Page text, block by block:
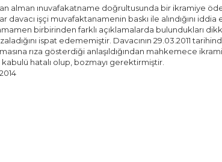
alman ınuvafakatname doğrultusunda bir ikramiye
davacı işçi muvafaktanamenin baskı ile alındığını
birbirinden farklı açıklamalarda bulundukları
ispat edememiştir. Davacının 29.03.2011
rıza gösterdiği anlaşıldığından mahkemece
hatalı olup, bozmayı gerektirmiştir.